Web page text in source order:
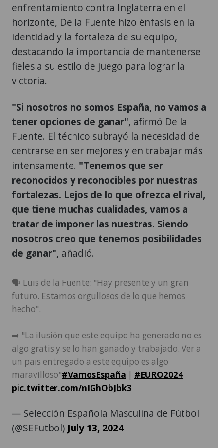
enfrentamiento contra Inglaterra en el
horizonte, De la Fuente hizo énfasis en la
identidad y la fortaleza de su equipo,
destacando la importancia de mantenerse
fieles a su estilo de juego para lograr la
victoria.
"Si nosotros no somos España, no vamos a
tener opciones de ganar", afirmó De la
Fuente. El técnico subrayó la necesidad de
centrarse en ser mejores y en trabajar más
intensamente. "Tenemos que ser
reconocidos y reconocibles por nuestras
fortalezas. Lejos de lo que ofrezca el rival,
que tiene muchas cualidades, vamos a
tratar de imponer las nuestras. Siendo
nosotros creo que tenemos posibilidades
de ganar", añadió.
🗣️ Luis de la Fuente: "Hay presente y un gran
futuro. Estamos orgullosos de lo que hemos
hecho".
➡️ "La ilusión que este equipo ha generado no es
algo gratis y se lo han ganado y trabajado. Ver a
un país entregado a este equipo es algo
maravilloso"#VamosEspaña | #EURO2024
pic.twitter.com/nIGhObJbk3
— Selección Española Masculina de Fútbol
(@SEFutbol) July 13, 2024